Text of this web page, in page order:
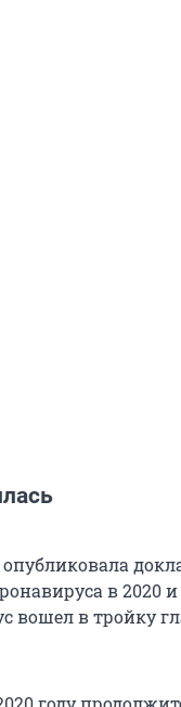
в 2020 и
вошел в тройку